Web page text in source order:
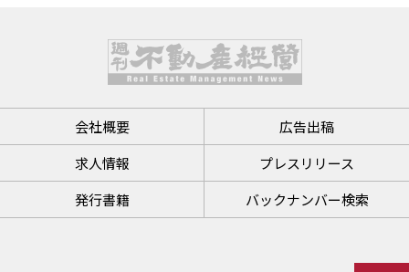
会社概要
広告出稿
求人情報
プレスリリース
発行書籍
バックナンバー検索